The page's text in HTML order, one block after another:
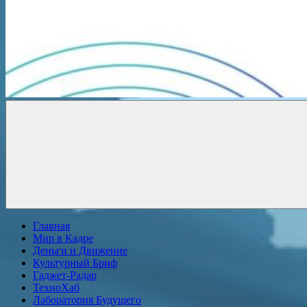
Главная
Мир в Кадре
Деньги и Движение
Культурный Бриф
Гаджет-Радар
ТехноХаб
Лаборатория Будущего